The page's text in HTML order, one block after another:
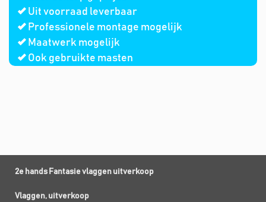
Uit voorraad leverbaar
Professionele montage mogelijk
Maatwerk mogelijk
Ook gebruikte masten
2e hands Fantasie vlaggen uitverkoop
Vlaggen, uitverkoop